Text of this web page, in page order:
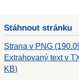
Stáhnout stránku
Strana v PNG
Extrahovaný text v
KB)